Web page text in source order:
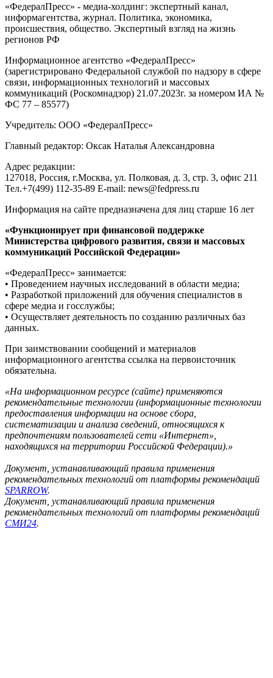
«ФедералПресс» - медиа-холдинг: экспертный канал,
информагентства, журнал. Политика, экономика,
происшествия, общество. Экспертный взгляд на жизнь
регионов РФ
Информационное агентство «ФедералПресс»
(зарегистрировано Федеральной службой по надзору в сфере
связи, информационных технологий и массовых
коммуникаций (Роскомнадзор) 21.07.2023г. за номером ИА №
ФС 77 – 85577)
Учредитель: ООО «ФедералПресс»
Главный редактор: Оксак Наталья Александровна
Адрес редакции:
127018, Россия, г.Москва, ул. Полковая, д. 3, стр. 3, офис 211
Тел.+7(499) 112-35-89 E-mail: news@fedpress.ru
Информация на сайте предназначена для лиц старше 16 лет
«Функционирует при финансовой поддержке
Министерства цифрового развития, связи и массовых
коммуникаций Российской Федерации»
«ФедералПресс» занимается:
• Проведением научных исследований в области медиа;
• Разработкой приложений для обучения специалистов в
сфере медиа и госслужбы;
• Осуществляет деятельность по созданию различных баз
данных.
При заимствовании сообщений и материалов
информационного агентства ссылка на первоисточник
обязательна.
«На информационном ресурсе (сайте) применяются
рекомендательные технологии (информационные технологии
предоставления информации на основе сбора,
систематизации и анализа сведений, относящихся к
предпочтениям пользователей сети «Интернет»,
находящихся на территории Российской Федерации).»
Документ, устанавливающий правила применения
рекомендательных технологий от платформы рекомендаций
SPARROW.
Документ, устанавливающий правила применения
рекомендательных технологий от платформы рекомендаций
СМИ24.